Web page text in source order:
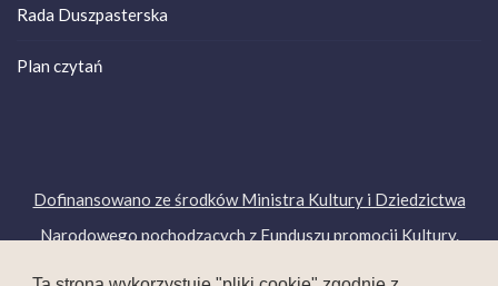
Rada Duszpasterska
Plan czytań
Dofinansowano ze środków Ministra Kultury i Dziedzictwa
Narodowego pochodzących z Funduszu promocji Kultury.